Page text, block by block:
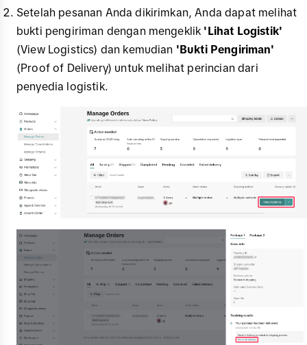
Setelah pesanan Anda dikirimkan, Anda dapat melihat
bukti pengiriman dengan mengeklik 'Lihat Logistik'
(View Logistics) dan kemudian 'Bukti Pengiriman'
(Proof of Delivery) untuk melihat perincian dari
penyedia logistik.